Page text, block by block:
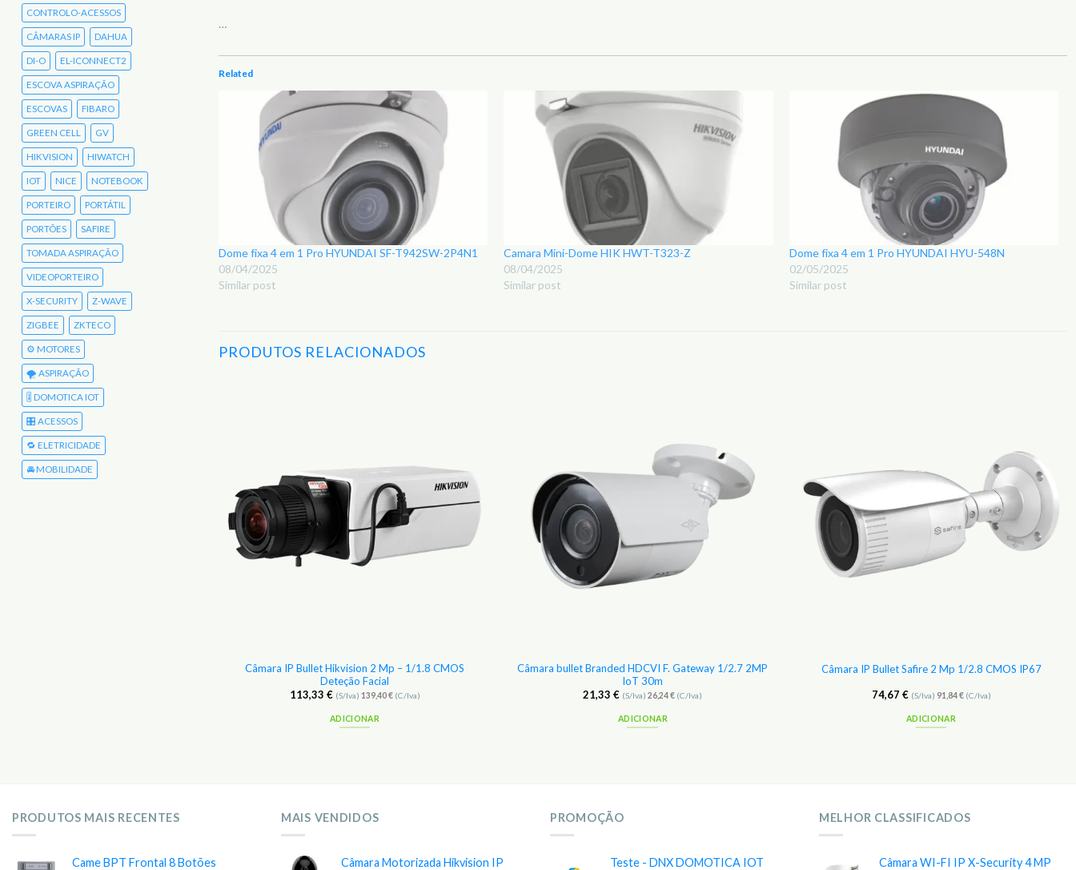
CONTROLO-ACESSOS
CÂMARAS IP DAHUA
DI-O EL-ICONNECT2
ESCOVA ASPIRAÇÃO
ESCOVAS FIBARO
GREEN CELL GV
HIKVISION HIWATCH
IOT NICE NOTEBOOK
PORTEIRO PORTÁTIL
PORTÕES SAFIRE
TOMADA ASPIRAÇÃO
VIDEOPORTEIRO
X-SECURITY Z-WAVE
ZIGBEE ZKTECO
⚙️ MOTORES
🌪️ ASPIRAÇÃO
🎚️ DOMOTICA IOT
🎛️ ACESSOS
🔁 ELETRICIDADE
🚘 MOBILIDADE
…
Related
Dome fixa 4 em 1 Pro HYUNDAI SF-T942SW-2P4N1
08/04/2025
Similar post
Camara Mini-Dome HIK HWT-T323-Z
08/04/2025
Similar post
Dome fixa 4 em 1 Pro HYUNDAI HYU-548N
02/05/2025
Similar post
PRODUTOS RELACIONADOS
Câmara IP Bullet Hikvision 2 Mp – 1/1.8 CMOS
Deteção Facial
113,33 € (S/Iva) 139,40€(C/Iva)
ADICIONAR
Câmara bullet Branded HDCVI F. Gateway 1/2.7 2MP
IoT 30m
21,33€ (S/Iva)26,24€ (C/Iva)
ADICIONAR
Câmara IP Bullet Safire 2 Mp 1/2.8 CMOS IP67
74,67 € (S/Iva) 91,84€(C/Iva)
ADICIONAR
PRODUTOS MAIS RECENTES
Came BPT Frontal 8 Botões
MAIS VENDIDOS
Câmara Motorizada Hikvision IP
PROMOÇÃO
Teste - DNX DOMOTICA IOT
MELHOR CLASSIFICADOS
Câmara WI-FI IP X-Security 4 MP